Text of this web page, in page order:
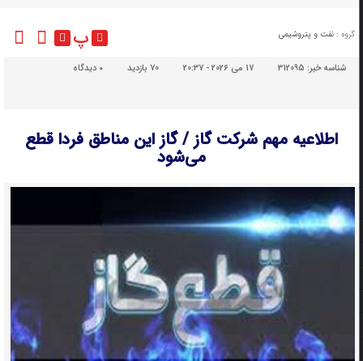
گروه : نفت و پتروشیمی پ
شناسه خبر:312095 17 می 2026 - 20:37 70 بازدید دیدگاه
اطلاعیه مهم شرکت گاز / گاز این مناطق فردا قطع
می‌شود